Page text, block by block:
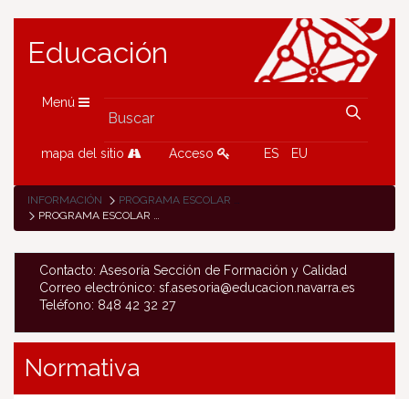
Educación
Menú
mapa del sitio Acceso ES EU
INFORMACIÓN
PROGRAMA ESCOLAR FRUTA/LECHE
PROGRAMA ESCOLAR DE CONSUMO DE FRUTAS Y VERDURAS
Contacto: Asesoría Sección de Formación y Calidad
Correo electrónico: sf.asesoria@educacion.navarra.es
Teléfono: 848 42 32 27
Normativa